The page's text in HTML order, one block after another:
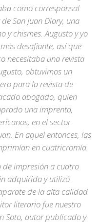
como corresponsal
San Juan Diary, una
y chismes. Augusto y yo
desafiante, así que
necesitaba una revista
obtuvimos un
para la revista de
abogado, quien
una imprenta,
en el sector
En aquel entonces, las
en cuatricromía.
impresión a cuatro
adquirida y utilizó
de la alta calidad
literario fue nuestro
Soto, autor publicado y